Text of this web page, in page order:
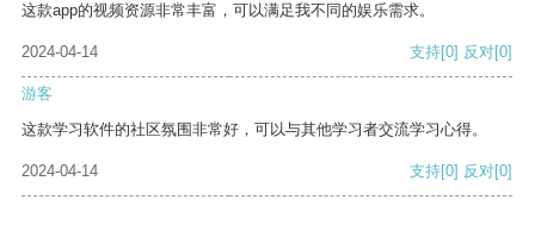
这款app的视频资源非常丰富，可以满足我不同的娱乐需求。
2024-04-14 支持[0] 反对[0]
游客
这款学习软件的社区氛围非常好，可以与其他学习者交流学习心得。
2024-04-14 支持[0] 反对[0]